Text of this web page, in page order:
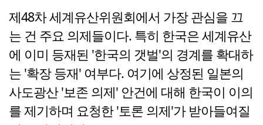
제48차 세계유산위원회에서 가장 관심을 끄
는 건 주요 의제들이다. 특히 한국은 세계유산
에 이미 등재된 '한국의 갯벌'의 경계를 확대하
는 '확장 등재' 여부다. 여기에 상정된 일본의
사도광산 '보존 의제' 안건에 대해 한국이 이의
를 제기하며 요청한 '토론 의제'가 받아들여질